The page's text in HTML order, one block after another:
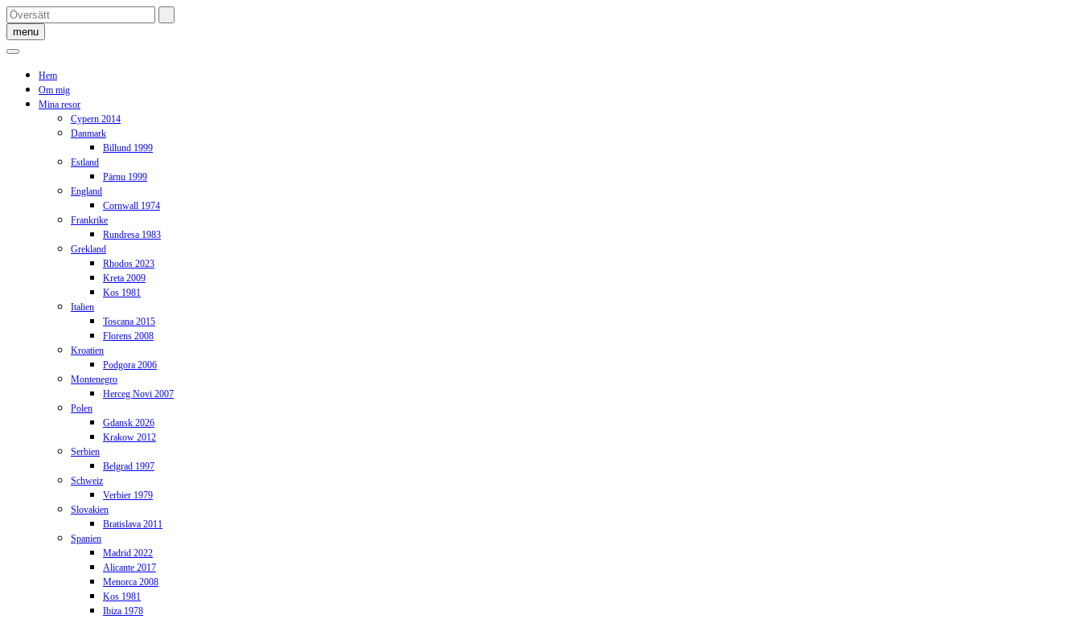
Skip
to
content
menu
Hem
Om mig
Mina resor
Cypern 2014
Danmark
Billund 1999
Estland
Pärnu 1999
England
Cornwall 1974
Frankrike
Rundresa 1983
Grekland
Rhodos 2023
Kreta 2009
Kos 1981
Italien
Toscana 2015
Florens 2008
Kroatien
Podgora 2006
Montenegro
Herceg Novi 2007
Polen
Gdansk 2026
Krakow 2012
Serbien
Belgrad 1997
Schweiz
Verbier 1979
Slovakien
Bratislava 2011
Spanien
Madrid 2022
Alicante 2017
Menorca 2008
Kos 1981
Ibiza 1978